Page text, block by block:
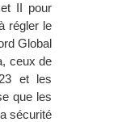
II pour
régler le
Global
ceux de
et les
que les
sécurité